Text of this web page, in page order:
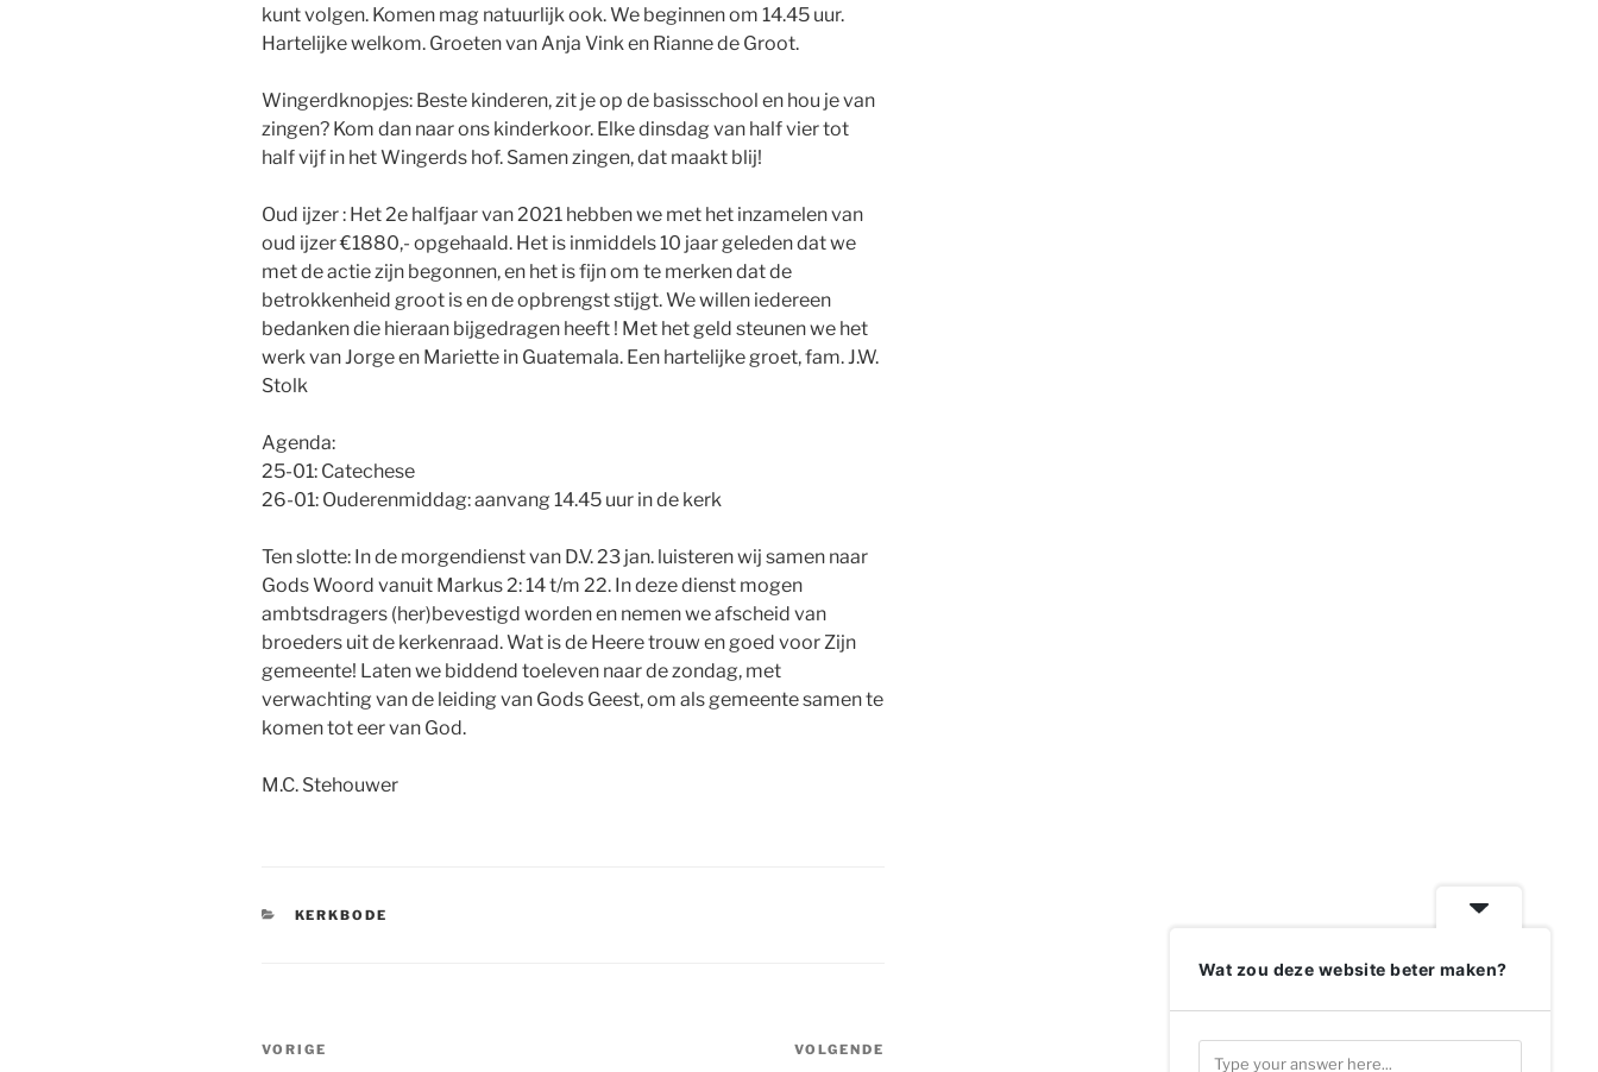
kunt volgen. Komen mag natuurlijk ook. We beginnen om 14.45 uur.
Hartelijke welkom. Groeten van Anja Vink en Rianne de Groot.
Wingerdknopjes: Beste kinderen, zit je op de basisschool en hou je van
zingen? Kom dan naar ons kinderkoor. Elke dinsdag van half vier tot
half vijf in het Wingerds hof. Samen zingen, dat maakt blij!
Oud ijzer : Het 2e halfjaar van 2021 hebben we met het inzamelen van
oud ijzer €1880,- opgehaald. Het is inmiddels 10 jaar geleden dat we
met de actie zijn begonnen, en het is fijn om te merken dat de
betrokkenheid groot is en de opbrengst stijgt. We willen iedereen
bedanken die hieraan bijgedragen heeft ! Met het geld steunen we het
werk van Jorge en Mariette in Guatemala. Een hartelijke groet, fam. J.W.
Stolk
Agenda:
25-01: Catechese
26-01: Ouderenmiddag: aanvang 14.45 uur in de kerk
Ten slotte: In de morgendienst van D.V. 23 jan. luisteren wij samen naar
Gods Woord vanuit Markus 2: 14 t/m 22. In deze dienst mogen
ambtsdragers (her)bevestigd worden en nemen we afscheid van
broeders uit de kerkenraad. Wat is de Heere trouw en goed voor Zijn
gemeente! Laten we biddend toeleven naar de zondag, met
verwachting van de leiding van Gods Geest, om als gemeente samen te
komen tot eer van God.
M.C. Stehouwer
CATEGORIEËN
KERKBODE
Bericht
Vorig
VORIGE VOLGENDE
Wat zou deze website beter maken?